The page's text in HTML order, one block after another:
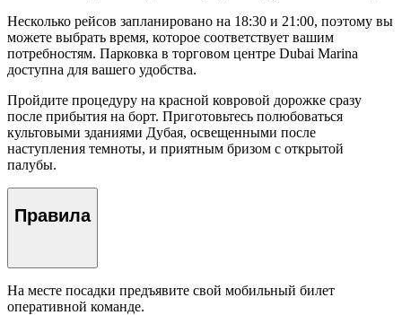
Несколько рейсов запланировано на 18:30 и 21:00, поэтому вы
можете выбрать время, которое соответствует вашим
потребностям. Парковка в торговом центре Dubai Marina
доступна для вашего удобства.
Пройдите процедуру на красной ковровой дорожке сразу
после прибытия на борт. Приготовьтесь полюбоваться
культовыми зданиями Дубая, освещенными после
наступления темноты, и приятным бризом с открытой
палубы.
Правила
На месте посадки предъявите свой мобильный билет
оперативной команде.